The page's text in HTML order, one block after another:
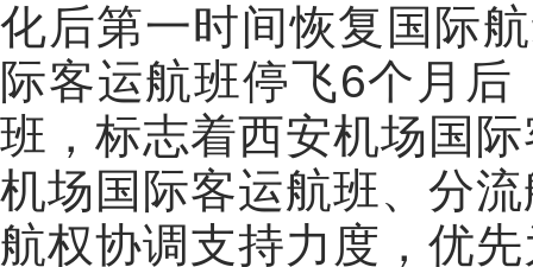
化后第一时间恢复国际
际客运航班停飞6个月
班，标志着西安机场国
机场国际客运航班、分
航权协调支持力度，优